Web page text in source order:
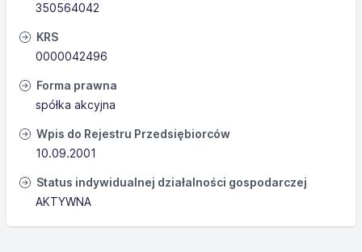
350564042
KRS
0000042496
Forma prawna
spółka akcyjna
Wpis do Rejestru Przedsiębiorców
10.09.2001
Status indywidualnej działalności gospodarczej
AKTYWNA